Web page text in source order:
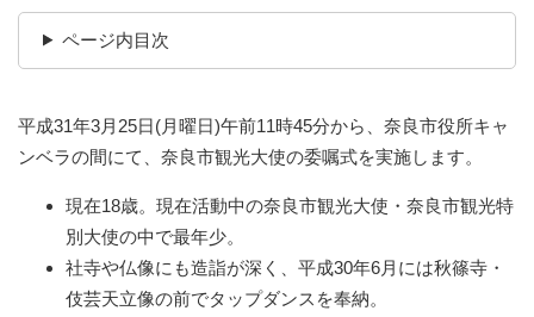
ページ内目次
平成31年3月25日(月曜日)午前11時45分から、奈良市役所キャ
ンベラの間にて、奈良市観光大使の委嘱式を実施します。
現在18歳。現在活動中の奈良市観光大使・奈良市観光特
別大使の中で最年少。
社寺や仏像にも造詣が深く、平成30年6月には秋篠寺・
伎芸天立像の前でタップダンスを奉納。